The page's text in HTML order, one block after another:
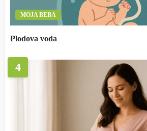
MOJA BEBA
Plodova voda
4